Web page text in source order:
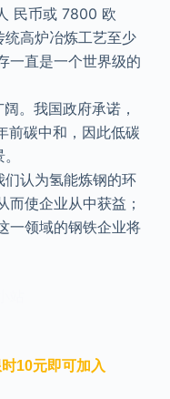
民币或 7800 欧
高炉冶炼工艺至少
一直是一个世界级的
。我国政府承诺，
碳中和，因此低碳
认为氢能炼钢的环
使企业从中获益；
一领域的钢铁企业将
10元即可加入